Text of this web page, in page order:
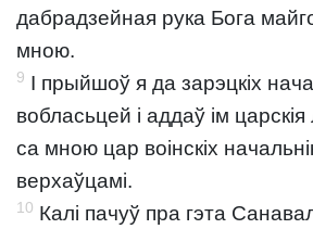
дабрадзейная рука Бога
мною.
9 І прыйшоў я да зарэцкіх
вобласьцей і аддаў ім
са мною цар воінскіх
верхаўцамі.
10 Калі пачуў пра гэта